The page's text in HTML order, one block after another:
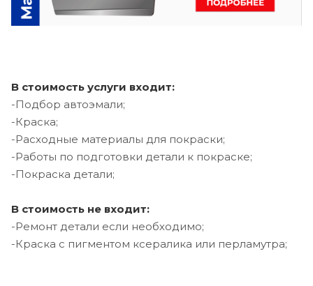
В стоимость услуги входит:
-Подбор автоэмали;
-Краска;
-Расходные материалы для покраски;
-Работы по подготовки детали к покраске;
-Покраска детали;
В стоимость не входит:
-Ремонт детали если необходимо;
-Краска с пигментом ксералика или перламутра;